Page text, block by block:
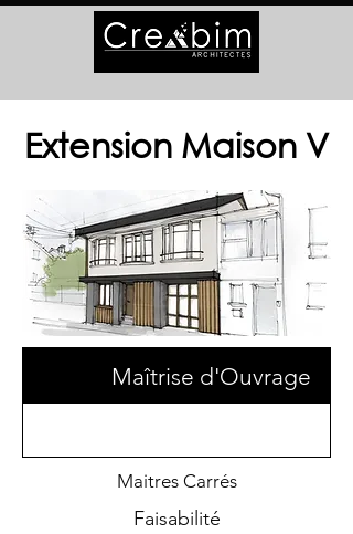
Extension Maison V
Maîtrise d'Ouvrage
Maitres Carrés
Faisabilité